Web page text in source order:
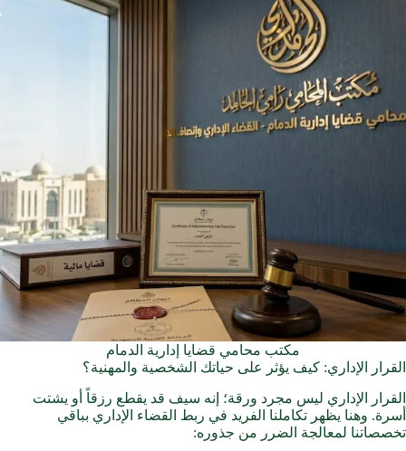
مكتب محامي قضايا إدارية الدمام
القرار الإداري: كيف يؤثر على حياتك الشخصية والمهنية؟
القرار الإداري ليس مجرد ورقة؛ إنه سيف قد يقطع رزقاً أو يشتت
أسرة. وهنا يظهر تكاملنا الفريد في ربط القضاء الإداري بباقي
تخصصاتنا لمعالجة الضرر من جذوره: